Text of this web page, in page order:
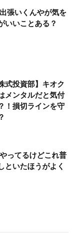
張いくんやが気を
いいことある？
式投資部】キオク
メンタルだと気付
！損切ラインを守
ってるけどこれ普
といたほうがよく